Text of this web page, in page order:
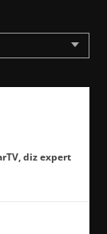
diz expert